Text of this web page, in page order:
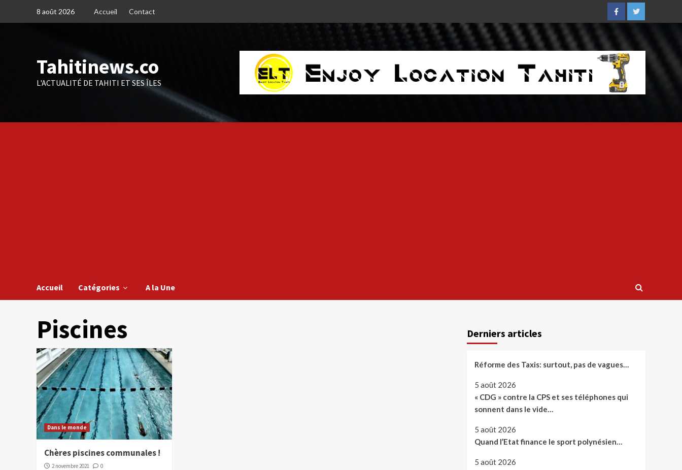
8 août 2026 Accueil Contact
FacebookTwitter
Tahitinews.co
L'ACTUALITÉ DE TAHITI ET SES ÎLES
Accueil Catégories A la Une
Piscines
Dans le monde
Chères piscines communales !
2 novembre 2021 0
Derniers articles
Réforme des Taxis: surtout, pas de vagues…
5 août 2026
« CDG » contre la CPS et ses téléphones qui
sonnent dans le vide…
5 août 2026
Quand l’Etat finance le sport polynésien…
5 août 2026